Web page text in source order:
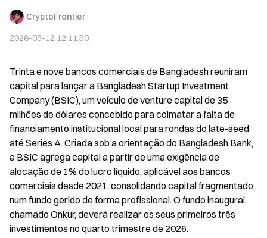
CryptoFrontier
2026-05-12 12:11:50
Trinta e nove bancos comerciais de Bangladesh reuniram
capital para lançar a Bangladesh Startup Investment
Company (BSIC), um veículo de venture capital de 35
milhões de dólares concebido para colmatar a falta de
financiamento institucional local para rondas do late-seed
até Series A. Criada sob a orientação do Bangladesh Bank,
a BSIC agrega capital a partir de uma exigência de
alocação de 1% do lucro líquido, aplicável aos bancos
comerciais desde 2021, consolidando capital fragmentado
num fundo gerido de forma profissional. O fundo inaugural,
chamado Onkur, deverá realizar os seus primeiros três
investimentos no quarto trimestre de 2026.